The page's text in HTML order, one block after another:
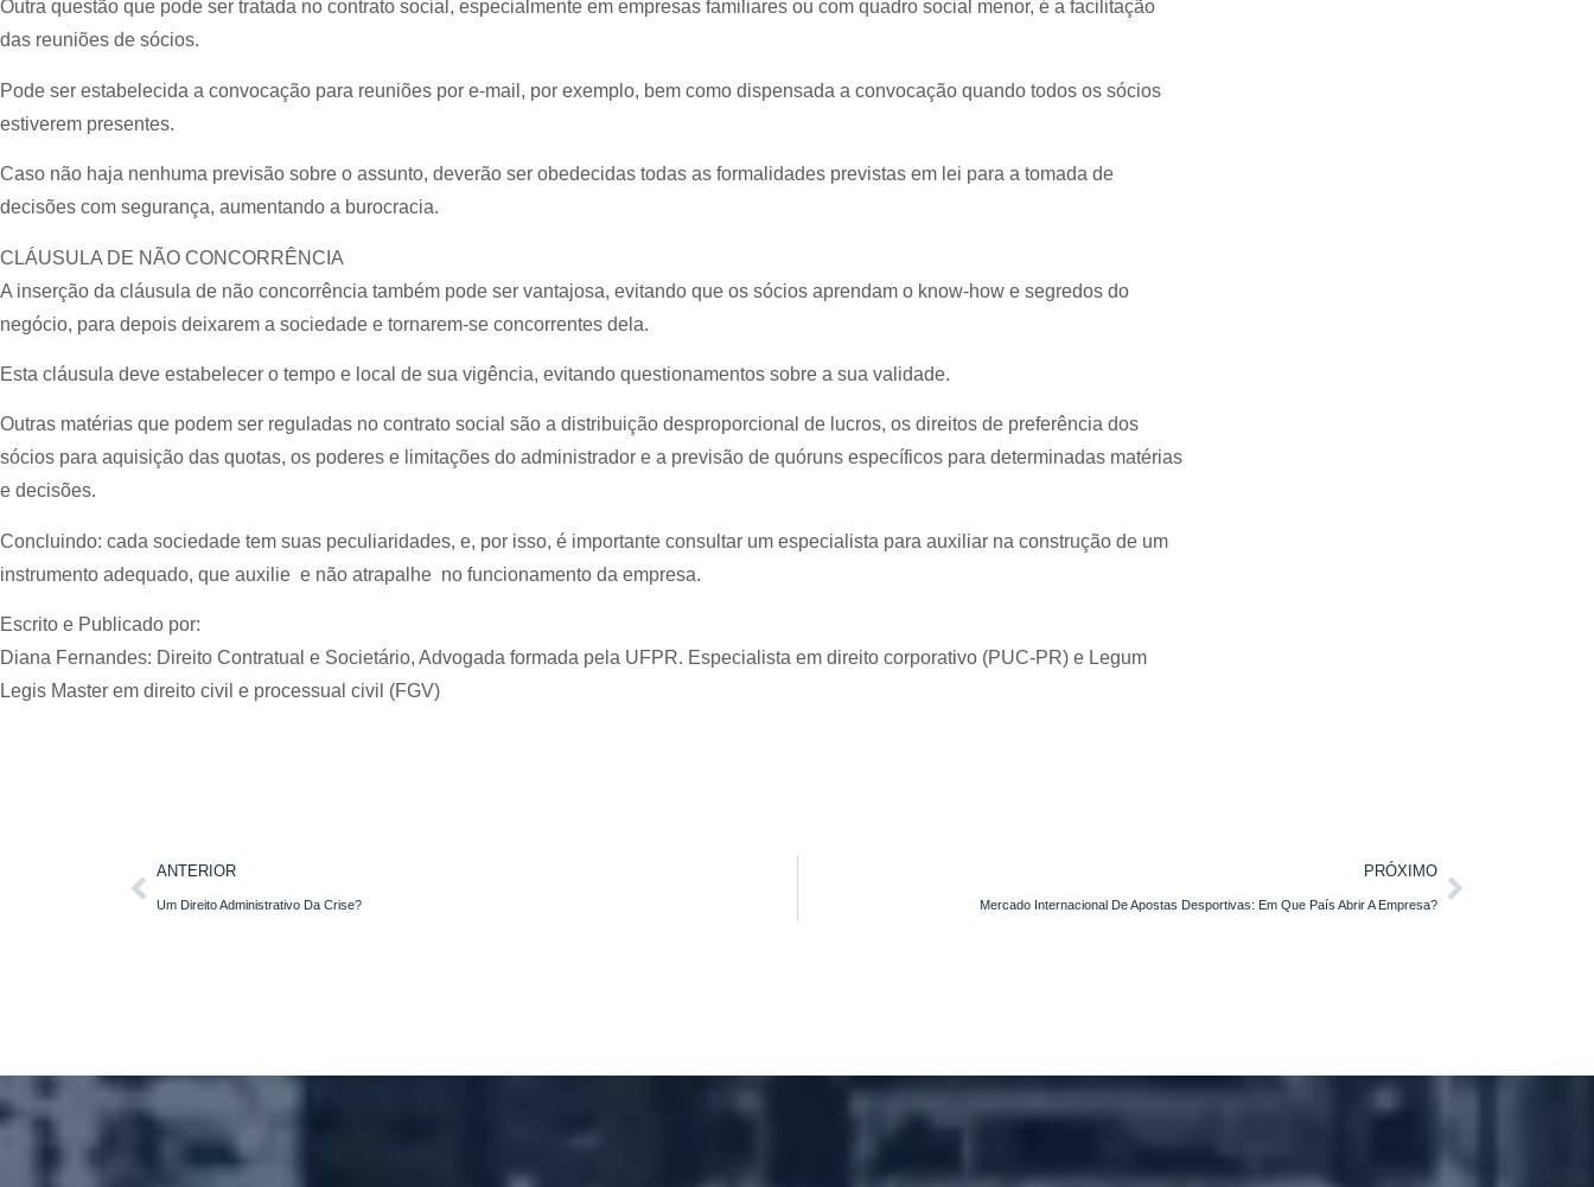
Outra questão que pode ser tratada no contrato social, especialmente em empresas familiares ou com quadro social menor, é a facilitação
das reuniões de sócios.
Pode ser estabelecida a convocação para reuniões por e-mail, por exemplo, bem como dispensada a convocação quando todos os sócios
estiverem presentes.
Caso não haja nenhuma previsão sobre o assunto, deverão ser obedecidas todas as formalidades previstas em lei para a tomada de
decisões com segurança, aumentando a burocracia.
CLÁUSULA DE NÃO CONCORRÊNCIA
A inserção da cláusula de não concorrência também pode ser vantajosa, evitando que os sócios aprendam o know-how e segredos do
negócio, para depois deixarem a sociedade e tornarem-se concorrentes dela.
Esta cláusula deve estabelecer o tempo e local de sua vigência, evitando questionamentos sobre a sua validade.
Outras matérias que podem ser reguladas no contrato social são a distribuição desproporcional de lucros, os direitos de preferência dos
sócios para aquisição das quotas, os poderes e limitações do administrador e a previsão de quóruns específicos para determinadas matérias
e decisões.
Concluindo: cada sociedade tem suas peculiaridades, e, por isso, é importante consultar um especialista para auxiliar na construção de um
instrumento adequado, que auxilie  e não atrapalhe  no funcionamento da empresa.
Escrito e Publicado por:
Diana Fernandes: Direito Contratual e Societário, Advogada formada pela UFPR. Especialista em direito corporativo (PUC-PR) e Legum
Legis Master em direito civil e processual civil (FGV)
ANTERIOR
Um Direito Administrativo Da Crise?
PRÓXIMO
Mercado Internacional De Apostas Desportivas: Em Que País Abrir A Empresa?